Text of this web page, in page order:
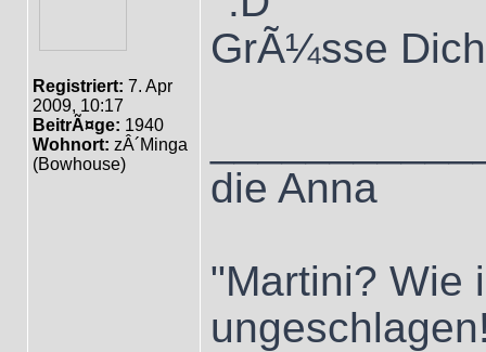
Registriert: 7. Apr
2009, 10:17
BeitrÃ¤ge: 1940
Wohnort: zÂ´Minga
(Bowhouse)
GrÃ¼sse
die Anna
"Martini? Wie